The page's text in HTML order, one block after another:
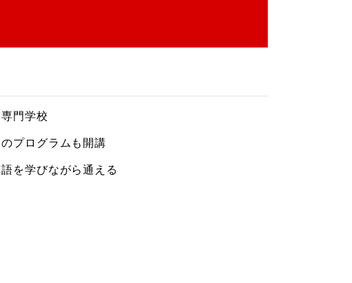
門学校
プログラムも開講
を学びながら通える